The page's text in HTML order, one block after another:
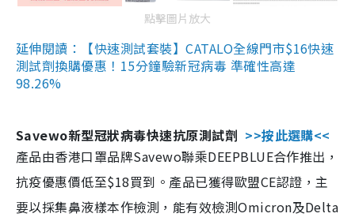
點擊圖片放大
延伸閱讀：【快速測試套裝】CATALO全線門市$16快速
測試劑換購優惠！15分鐘驗新冠病毒 準確性高達
98.26%
Savewo新型冠狀病毒快速抗原測試劑 >>按此選購<<
產品由香港口罩品牌Savewo聯乘DEEPBLUE合作推出，
抗疫優惠價低至$18買到。產品已獲得歐盟CE認證，主
要以採集鼻液樣本作檢測，能有效檢測Omicron及Delta